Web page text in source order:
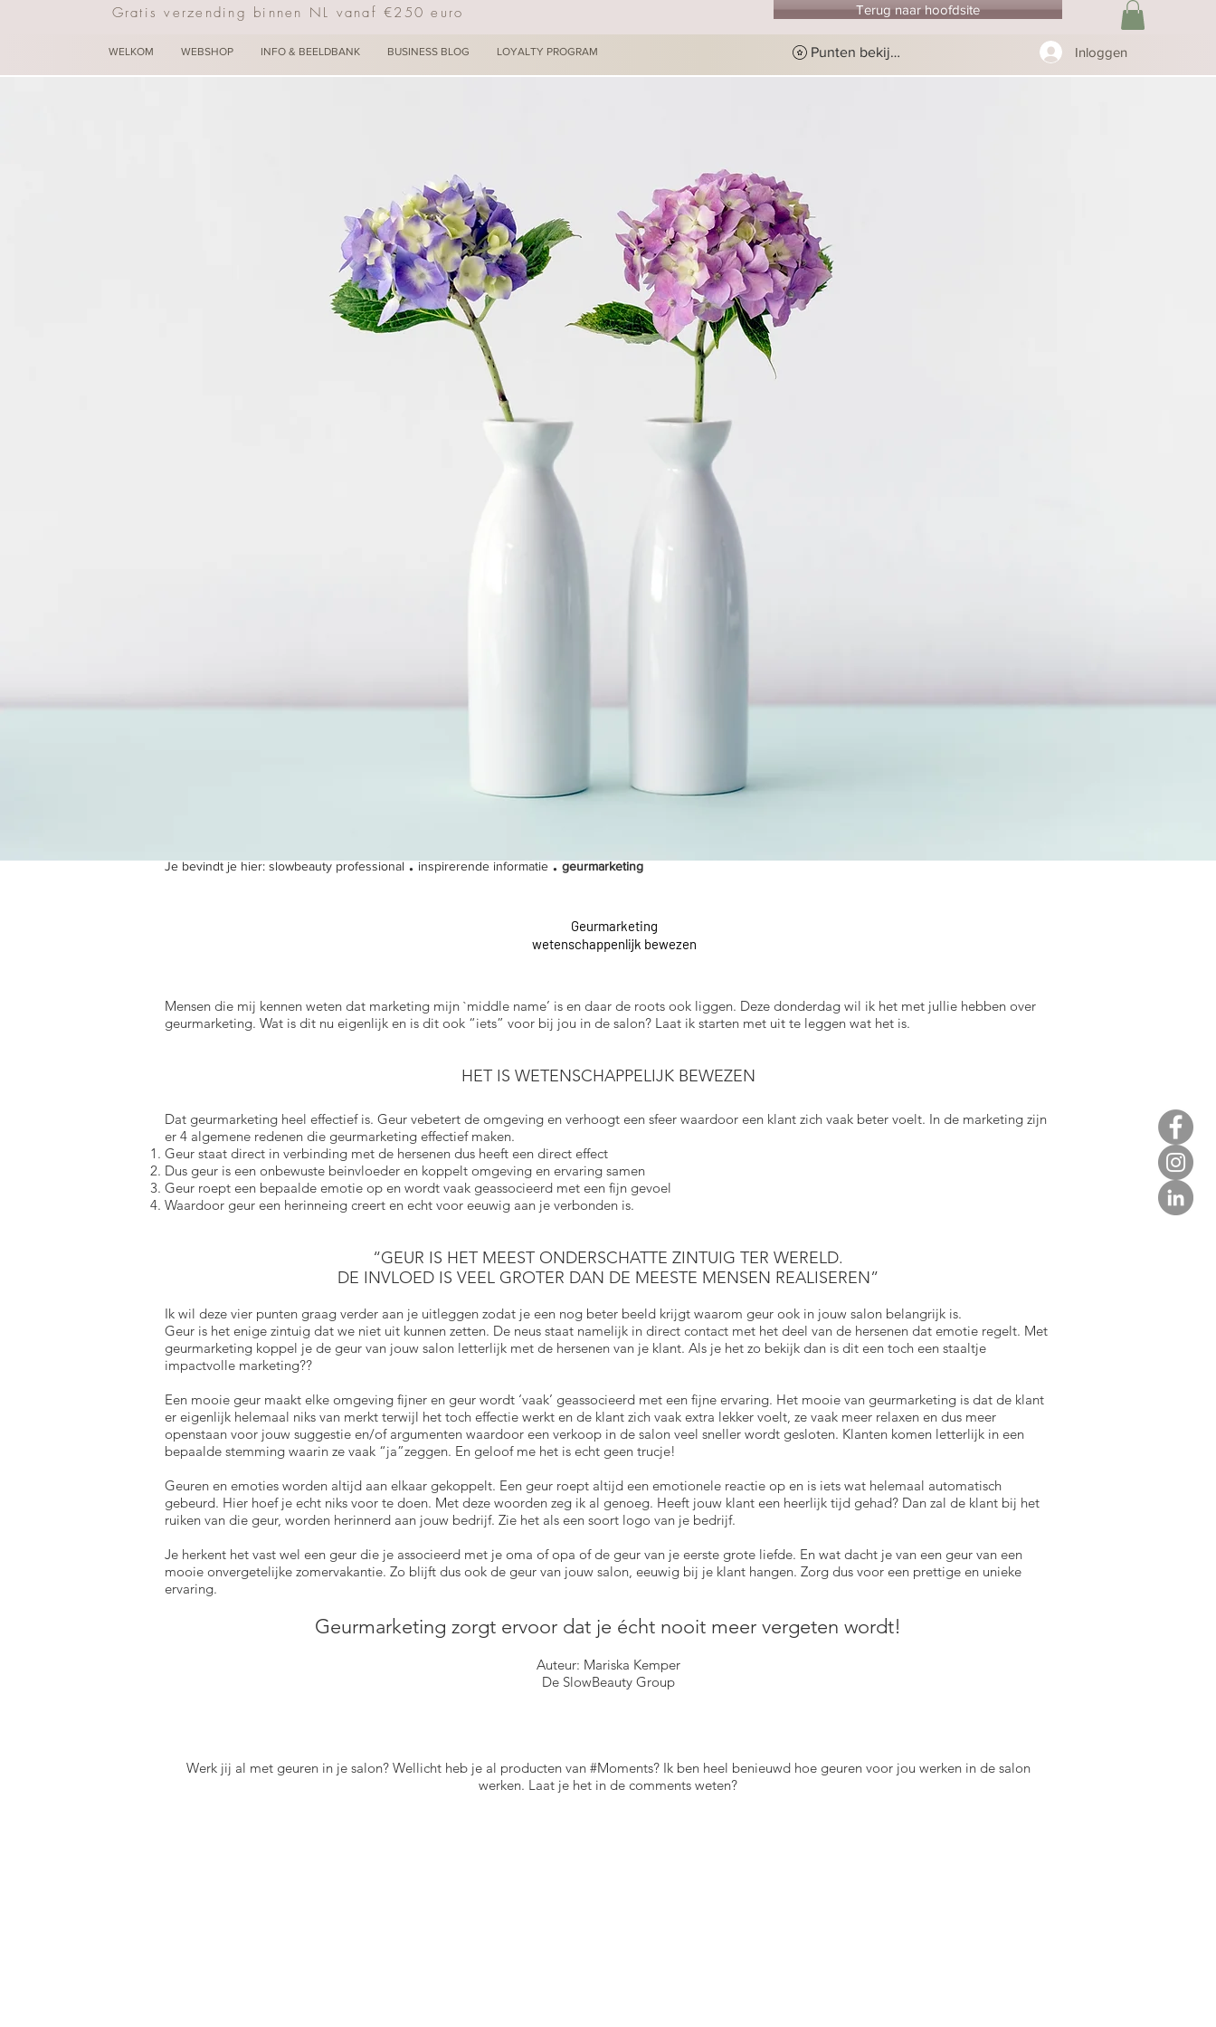
Gratis verzending binnen NL vanaf €250 euro Terug naar hoofdsite
WELKOM WEBSHOP INFO & BEELDBANK BUSINESS BLOG LOYALTY PROGRAM Punten bekijken Inloggen
Je bevindt je hier: slowbeauty professional . inspirerende informatie . geurmarketing
Geurmarketing
wetenschappenlijk bewezen
Mensen die mij kennen weten dat marketing mijn `middle name’ is en daar de roots ook liggen. Deze donderdag wil ik het met jullie hebben over
geurmarketing. Wat is dit nu eigenlijk en is dit ook “iets” voor bij jou in de salon? Laat ik starten met uit te leggen wat het is.
HET IS WETENSCHAPPELIJK BEWEZEN
Dat geurmarketing heel effectief is. Geur vebetert de omgeving en verhoogt een sfeer waardoor een klant zich vaak beter voelt. In de marketing zijn
er 4 algemene redenen die geurmarketing effectief maken.
Geur staat direct in verbinding met de hersenen dus heeft een direct effect
Dus geur is een onbewuste beinvloeder en koppelt omgeving en ervaring samen
Geur roept een bepaalde emotie op en wordt vaak geassocieerd met een fijn gevoel
Waardoor geur een herinneing creert en echt voor eeuwig aan je verbonden is.
“GEUR IS HET MEEST ONDERSCHATTE ZINTUIG TER WERELD.
DE INVLOED IS VEEL GROTER DAN DE MEESTE MENSEN REALISEREN”
Ik wil deze vier punten graag verder aan je uitleggen zodat je een nog beter beeld krijgt waarom geur ook in jouw salon belangrijk is.
Geur is het enige zintuig dat we niet uit kunnen zetten. De neus staat namelijk in direct contact met het deel van de hersenen dat emotie regelt. Met
geurmarketing koppel je de geur van jouw salon letterlijk met de hersenen van je klant. Als je het zo bekijk dan is dit een toch een staaltje
impactvolle marketing??
Een mooie geur maakt elke omgeving fijner en geur wordt ‘vaak’ geassocieerd met een fijne ervaring. Het mooie van geurmarketing is dat de klant
er eigenlijk helemaal niks van merkt terwijl het toch effectie werkt en de klant zich vaak extra lekker voelt, ze vaak meer relaxen en dus meer
openstaan voor jouw suggestie en/of argumenten waardoor een verkoop in de salon veel sneller wordt gesloten. Klanten komen letterlijk in een
bepaalde stemming waarin ze vaak “ja”zeggen. En geloof me het is echt geen trucje!
Geuren en emoties worden altijd aan elkaar gekoppelt. Een geur roept altijd een emotionele reactie op en is iets wat helemaal automatisch
gebeurd. Hier hoef je echt niks voor te doen. Met deze woorden zeg ik al genoeg. Heeft jouw klant een heerlijk tijd gehad? Dan zal de klant bij het
ruiken van die geur, worden herinnerd aan jouw bedrijf. Zie het als een soort logo van je bedrijf.
Je herkent het vast wel een geur die je associeerd met je oma of opa of de geur van je eerste grote liefde. En wat dacht je van een geur van een
mooie onvergetelijke zomervakantie. Zo blijft dus ook de geur van jouw salon, eeuwig bij je klant hangen. Zorg dus voor een prettige en unieke
ervaring.
Geurmarketing zorgt ervoor dat je écht nooit meer vergeten wordt!
Auteur: Mariska Kemper
De SlowBeauty Group
Werk jij al met geuren in je salon? Wellicht heb je al producten van #Moments? Ik ben heel benieuwd hoe geuren voor jou werken in de salon
werken. Laat je het in de comments weten?